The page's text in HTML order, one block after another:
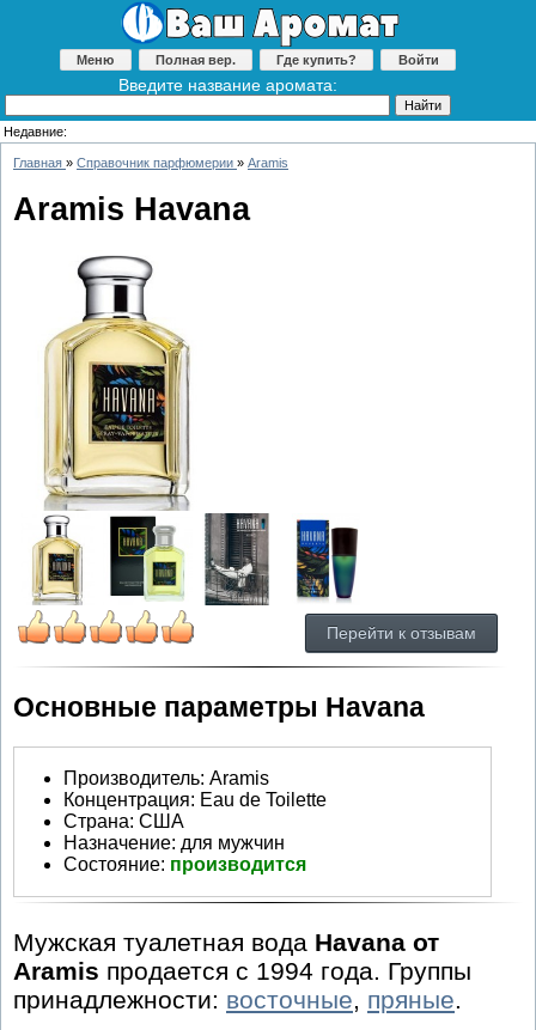
Меню Полная вер. Где купить? Войти
Введите название аромата:
Недавние:
Главная » Справочник парфюмерии » Aramis
Aramis Havana
Перейти к отзывам
Основные параметры Havana
Производитель: Aramis
Концентрация: Eau de Toilette
Страна: США
Назначение: для мужчин
Состояние: производится
Мужская туалетная вода Havana от
Aramis продается с 1994 года. Группы
принадлежности: восточные, пряные.